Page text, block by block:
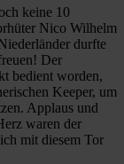
keine 10
Nico Wilhelm
durfte
Der
bedient worden,
Keeper, um
Applaus und
waren der
mit diesem Tor